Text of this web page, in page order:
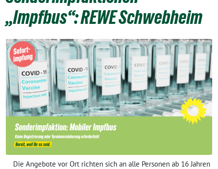
„Impfbus“: REWE Schwebheim
Die Angebote vor Ort richten sich an alle Personen ab 16 Jahren